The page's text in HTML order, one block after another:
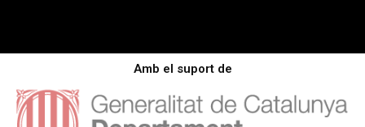
Amb el suport de